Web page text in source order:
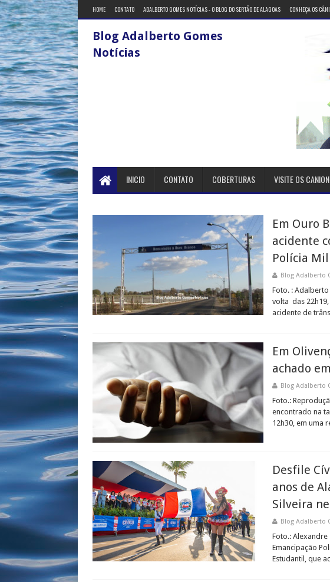
HOME CONTATO ADALBERTO GOMES NOTÍCIAS - O BLOG DO SERTÃO DE ALAGOAS CONHEÇA OS
Blog Adalberto Gomes
Notícias
INICIO CONTATO COBERTURAS VISITE OS
Em Ouro
acidente
Polícia
Blog Adalberto
Foto. :
volta das
acidente de
Em
achado
Blog Adalberto
Foto.:
encontrado na
12h30, em uma
Desfile
anos de
Silveira
Blog Adalberto
Foto.:
Emancipação
Estudantil, que